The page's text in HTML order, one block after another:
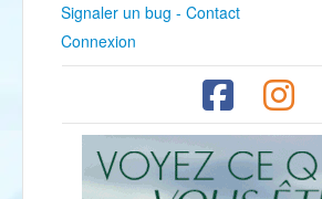
Signaler un bug - Contact
Connexion